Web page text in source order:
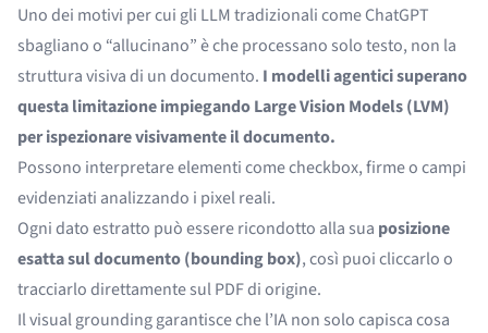
Uno dei motivi per cui gli LLM tradizionali come ChatGPT
sbagliano o “allucinano” è che processano solo testo, non la
struttura visiva di un documento. I modelli agentici superano
questa limitazione impiegando Large Vision Models (LVM)
per ispezionare visivamente il documento.
Possono interpretare elementi come checkbox, firme o campi
evidenziati analizzando i pixel reali.
Ogni dato estratto può essere ricondotto alla sua posizione
esatta sul documento (bounding box), così puoi cliccarlo o
tracciarlo direttamente sul PDF di origine.
Il visual grounding garantisce che l’IA non solo capisca cosa